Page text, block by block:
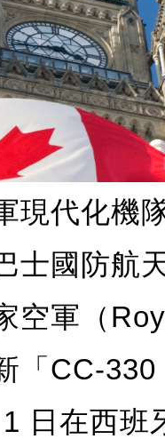
現代化機
士國防航
空軍（
「CC-
日在西班